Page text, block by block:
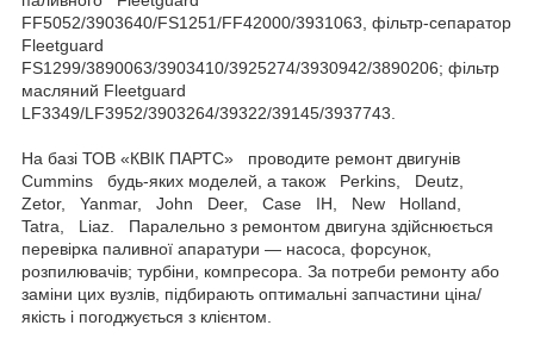
FF5052/3903640/FS1251/FF42000/3931063, фільтр-сепаратор
Fleetguard
FS1299/3890063/3903410/3925274/3930942/3890206; фільтр
масляний Fleetguard
LF3349/LF3952/3903264/39322/39145/3937743.
На базі ТОВ «КВІК ПАРТС» проводите ремонт двигунів
Cummins будь-яких моделей, а також Perkins, Deutz,
Zetor, Yanmar, John Deer, Case IH, New Holland,
Tatra, Liaz. Паралельно з ремонтом двигуна здійснюється
перевірка паливної апаратури — насоса, форсунок,
розпилювачів; турбіни, компресора. За потреби ремонту або
заміни цих вузлів, підбирають оптимальні запчастини ціна/
якість і погоджується з клієнтом.